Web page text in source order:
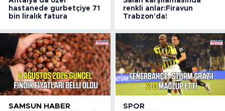
hastanede gurbetçiye 71
bin liralık fatura
renkli anlar:Firavun
Trabzon'da!
SAMSUN HABER SPOR